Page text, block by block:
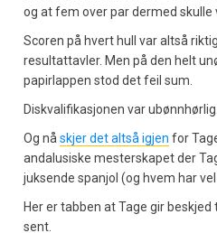
og at fem over par dermed skulle
Scoren på hvert hull var altså
resultattavler. Men på den helt
papirlappen stod det feil sum.
Diskvalifikasjonen var ubønnhørlig.
Og nå skjer det altså igjen for
andalusiske mesterskapet der
juksende spanjol (og hvem har vel
Her er tabben at Tage gir
sent.